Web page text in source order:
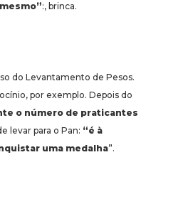
:, brinca.
do Levantamento de Pesos.
por exemplo. Depois do
o número de praticantes
levar para o Pan: “é à
uma medalha”.